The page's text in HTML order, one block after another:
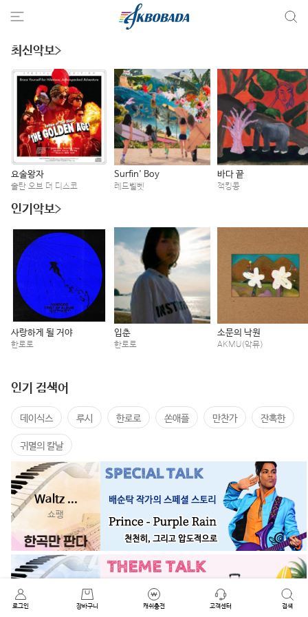
최신악보
요술왕자
술탄 오브 더 디스코
Surfin' Boy
레드벨벳
바다 끝
잭킹콩
인기악보
사랑하게 될 거야
한로로
입춘
한로로
소문의 낙원
AKMU(악뮤)
인기 검색어
데이식스 루시 한로로 쏜애플 만찬가 잔혹한
귀멸의 칼날
Waltz ...
쇼팽
로그인 장바구니 캐쉬충전 고객센터 검색